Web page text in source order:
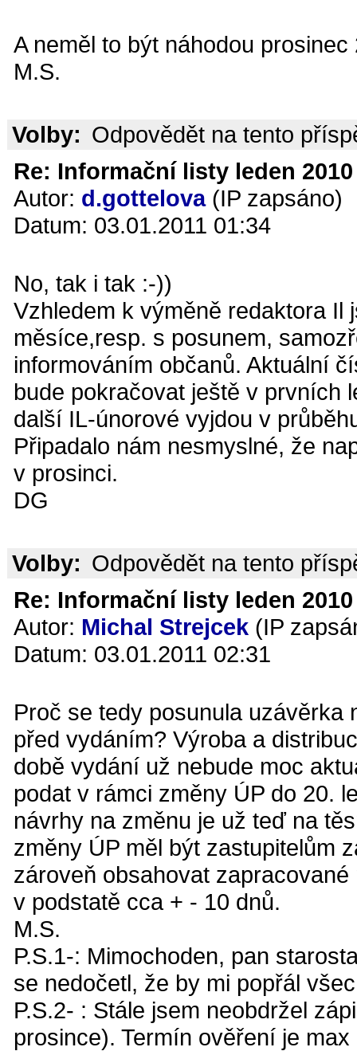
A neměl to být náhodou prosinec
M.S.
Volby: Odpovědět na tento
Re: Informační listy leden
Autor: d.gottelova(IP zapsáno)
Datum: 03.01.2011 01:34
No, tak i tak :-))
Vzhledem k výměně redaktora Il
měsíce,resp. s posunem,
informováním občanů. Aktuální
bude pokračovat ještě v prvních
další IL-únorové vyjdou v
Připadalo nám nesmyslné, že
v prosinci.
DG
Volby: Odpovědět na tento
Re: Informační listy leden
Autor: Michal Strejcek (IP
Datum: 03.01.2011 02:31
Proč se tedy posunula
před vydáním? Výroba a
době vydání už nebude moc
podat v rámci změny ÚP do 20.
návrhy na změnu je už teď na
změny ÚP měl být zastupitelům
zároveň obsahovat
v podstatě cca + - 10 dnů.
M.S.
P.S.1-: Mimochoden, pan
se nedočetl, že by mi popřál
P.S.2- : Stále jsem neobdržel
prosince). Termín ověření je max